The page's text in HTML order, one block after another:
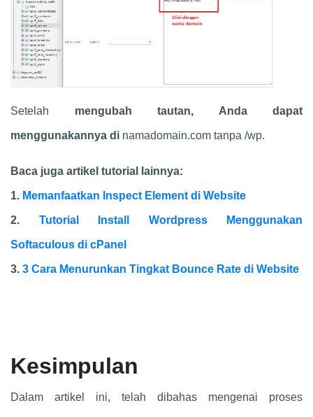
Setelah mengubah tautan, Anda dapat
menggunakannya di namadomain.com tanpa /wp.
Baca juga artikel tutorial lainnya:
1. Memanfaatkan Inspect Element di Website
2. Tutorial Install Wordpress Menggunakan
Softaculous di cPanel
3. 3 Cara Menurunkan Tingkat Bounce Rate di Website
Kesimpulan
Dalam artikel ini, telah dibahas mengenai proses